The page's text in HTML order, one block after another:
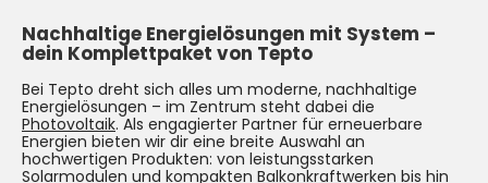
Nachhaltige Energielösungen mit System –
dein Komplettpaket von Tepto
Bei Tepto dreht sich alles um moderne, nachhaltige
Energielösungen – im Zentrum steht dabei die
Photovoltaik. Als engagierter Partner für erneuerbare
Energien bieten wir dir eine breite Auswahl an
hochwertigen Produkten: von leistungsstarken
Solarmodulen und kompakten Balkonkraftwerken bis hin